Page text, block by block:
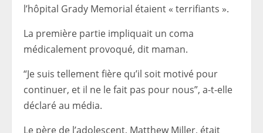
l’hôpital Grady Memorial étaient « terrifiants ».
La première partie impliquait un coma
médicalement provoqué, dit maman.
“Je suis tellement fière qu’il soit motivé pour
continuer, et il ne le fait pas pour nous”, a-t-elle
déclaré au média.
Le père de l’adolescent, Matthew Miller, était